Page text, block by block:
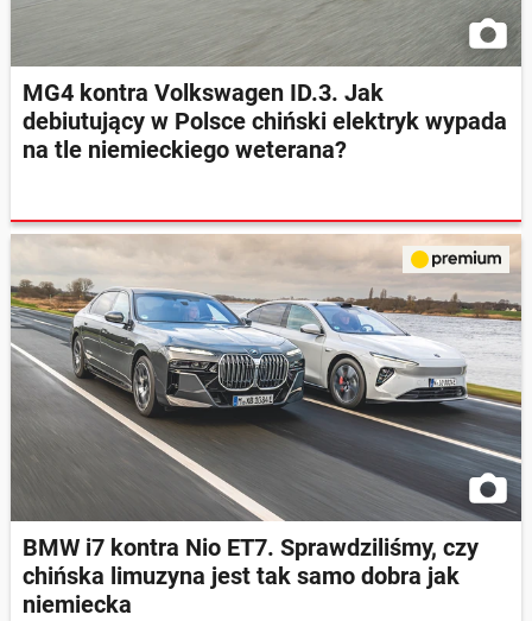
MG4 kontra Volkswagen ID.3. Jak
debiutujący w Polsce chiński elektryk wypada
na tle niemieckiego weterana?
BMW i7 kontra Nio ET7. Sprawdziliśmy, czy
chińska limuzyna jest tak samo dobra jak
niemiecka